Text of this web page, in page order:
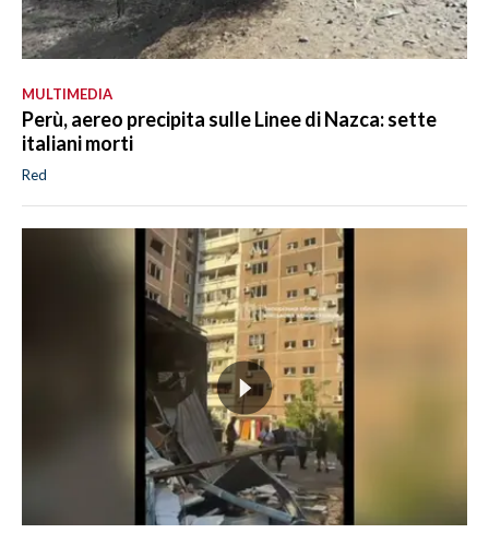
MULTIMEDIA
Perù, aereo precipita sulle Linee di Nazca: sette
italiani morti
Red